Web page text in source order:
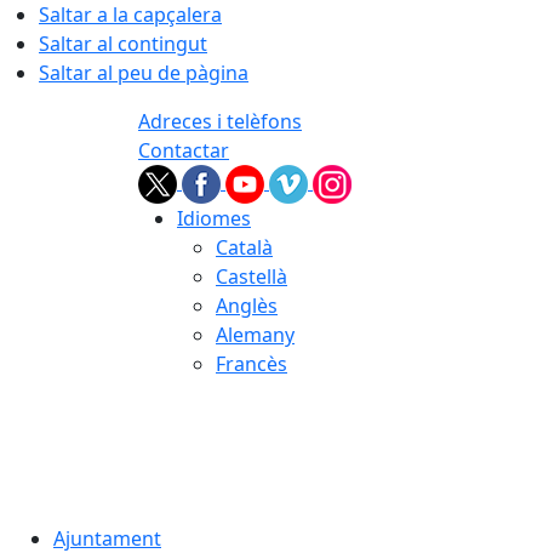
Saltar a la capçalera
Saltar al contingut
Saltar al peu de pàgina
Adreces i telèfons
Contactar
Idiomes
Català
Castellà
Anglès
Alemany
Francès
Ajuntament